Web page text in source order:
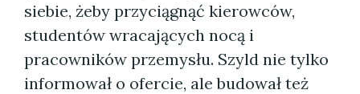
siebie, żeby przyciągnąć kierowców,
studentów wracających nocą i
pracowników przemysłu. Szyld nie tylko
informował o ofercie, ale budował też